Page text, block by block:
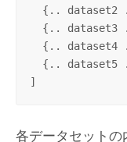
{.. dataset2
{.. dataset3
{.. dataset4
{.. dataset5
]
各データセットの